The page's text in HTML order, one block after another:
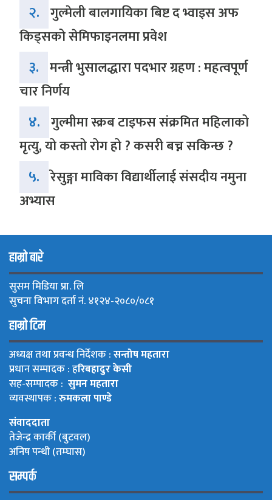
२. गुल्मेली बालगायिका बिष्ट द भ्वाइस अफ
किड्सको सेमिफाइनलमा प्रवेश
३. मन्त्री भुसालद्धारा पदभार ग्रहण : महत्वपूर्ण
चार निर्णय
४. गुल्मीमा स्क्रब टाइफस संक्रमित महिलाको
मृत्यु, यो कस्तो रोग हो ? कसरी बच्न सकिन्छ ?
५. रेसुङ्गा माविका विद्यार्थीलाई संसदीय नमुना
अभ्यास
हाम्रो बारे
सुसम मिडिया प्रा. लि
सुचना विभाग दर्ता नं. ४१२४-२०८०/०८१
हाम्रो टिम
अध्यक्ष तथा प्रवन्ध निर्देशक :सन्तोष महतारा
प्रधान सम्पादक : हरिबहादुर केसी
सह-सम्पादक : सुमन महतारा
व्यवस्थापक :रुमकला पाण्डे
संवाददाता
तेजेन्द्र कार्की (बुटवल)
अनिष पन्थी (तम्घास)
सम्पर्क